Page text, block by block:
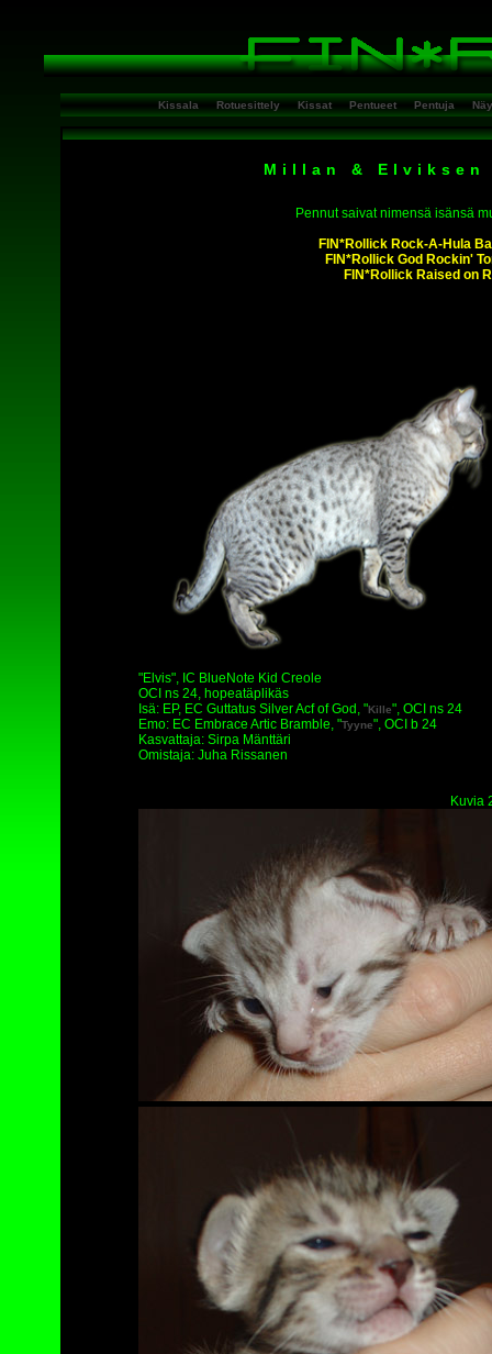
Kissala Rotuesittely Kissat Pentueet Pentuja
Millan & Elviksen
Pennut saivat nimensä isänsä
FIN*Rollick Rock-A-Hula
FIN*Rollick God Rockin'
FIN*Rollick Raised on
"Elvis", IC BlueNote Kid Creole
OCI ns 24, hopeatäplikäs
Isä: EP, EC Guttatus Silver Acf of God, "Kille", OCI ns 24
Emo: EC Embrace Artic Bramble, "Tyyne", OCI b 24
Kasvattaja: Sirpa Mänttäri
Omistaja: Juha Rissanen
Kuvia